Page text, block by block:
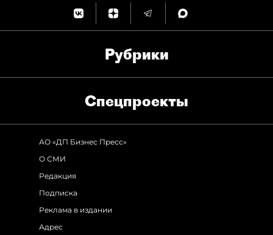
Рубрики
Спец­проекты
АО «ДП Бизнес Пресс»
О СМИ
Редакция
Подписка
Реклама в издании
Адрес